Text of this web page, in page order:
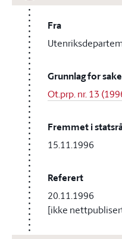
Fra
Grunnlag for
Ot.prp. nr. 13
Fremmet i
15.11.1996
Referert
20.11.1996
[ikke